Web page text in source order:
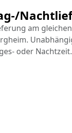
am
oder Nachtzeit.